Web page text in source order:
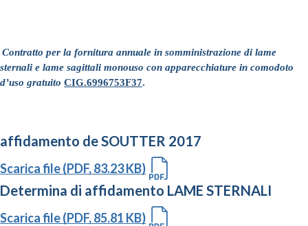
Contratto per la fornitura annuale in somministrazione di lame
sternali e lame sagittali monouso con apparecchiature in comodoto
d’uso gratuito CIG.6996753F37.
affidamento de SOUTTER 2017
Scarica file (PDF, 83.23 KB)
Determina di affidamento LAME STERNALI
Scarica file (PDF, 85.81 KB)